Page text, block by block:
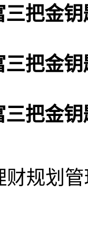
把金
把金
把金
财规划